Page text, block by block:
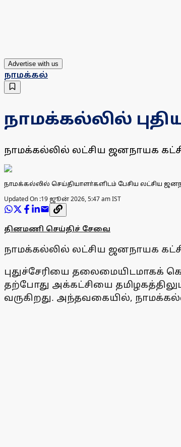
Advertise with us
நாமக்கல்
நாமக்கல்லில்
நாமக்கல்லில் லட்சிய ஜனநாயக
நாமக்கல்லில் செய்தியாளா்களிடம் பேசிய லட்சிய
Updated On :19 ஜூன் 2026, 5:47 am IST
தினமணி செய்திச் சேவை
நாமக்கல்லில் லட்சிய ஜனநாயக
புதுச்சேரியை
தற்போது அக்கட்சியை
வருகிறது. அந்தவகையில்,